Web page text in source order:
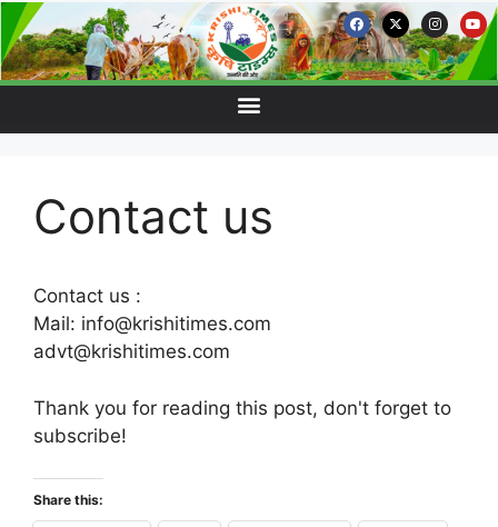
Contact us
Contact us :
Mail: info@krishitimes.com
advt@krishitimes.com
Thank you for reading this post, don't forget to
subscribe!
Share this: